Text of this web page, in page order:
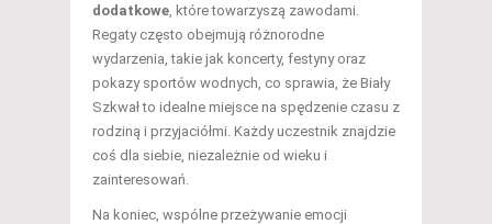
dodatkowe , które towarzyszą zawodami.
Regaty często obejmują różnorodne
wydarzenia, takie jak koncerty, festyny oraz
pokazy sportów wodnych, co sprawia, że Biały
Szkwał to idealne miejsce na spędzenie czasu z
rodziną i przyjaciółmi. Każdy uczestnik znajdzie
coś dla siebie, niezależnie od wieku i
zainteresowań.
Na koniec, wspólne przeżywanie emocji